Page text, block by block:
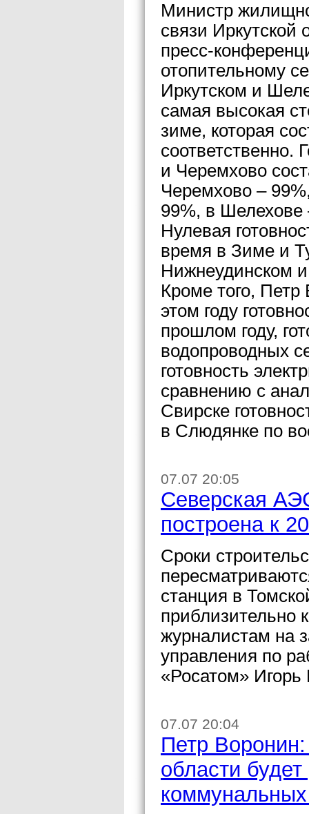
Министр
связи Иркутской
пресс-
отопительному
Иркутском и
самая высокая
зиме, которая
соответственно.
и Черемхово
Черемхово –
99%, в Шелехове
Нулевая
время в Зиме и
Нижнеудинском
Кроме того,
этом году
прошлом году,
водопроводных
готовность
сравнению с
Свирске
в Слюдянке по
07.07 20:05
Северская
построена к
Сроки
станция в
приблизительно
журналистам на
управления по
«Росатом»
07.07 20:04
Петр
области